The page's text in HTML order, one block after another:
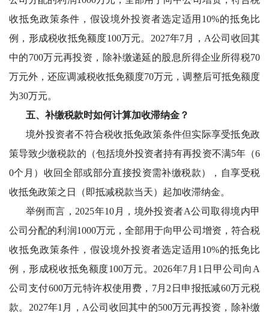
收抵免政策条件，假设境外投资者选定适用10%的抵免比
例，形成税收抵免额度100万元。2027年7月，A公司收回其
中的700万元再投资，除补缴递延的股息所得企业所得税70
万元外，还应调减税收抵免额度70万元，调整后可抵免额度
为30万元。
五、补缴税款时如何计算加收滞纳金？
境外投资者不符合税收抵免政策条件但实际享受抵免政
策导致少缴税款的（包括境外投资者持有再投资不满5年（6
0个月）收回全部或部分直接投资需补缴税款），自享受税
收抵免政策之日（即抵减税款当天）起加收滞纳金。
举例而言， 2025年10月，境外投资者A公司取得境内甲
公司分配的利润1000万元，全部用于向甲公司增资，符合税
收抵免政策条件，假设境外投资者选定适用10%的抵免比
例，形成税收抵免额度100万元。2026年7月1日甲公司向A
公司支付600万元特许权使用费，7月2日申报抵减60万元税
款。2027年1月，A公司收回其中的500万元再投资，除补缴